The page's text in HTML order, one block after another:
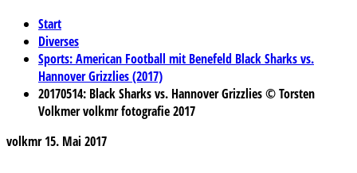
Start
Diverses
Sports: American Football mit Benefeld Black Sharks vs.
Hannover Grizzlies (2017)
20170514: Black Sharks vs. Hannover Grizzlies © Torsten
Volkmer volkmr fotografie 2017
volkmr 15. Mai 2017